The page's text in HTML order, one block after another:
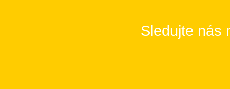
Sledujte nás